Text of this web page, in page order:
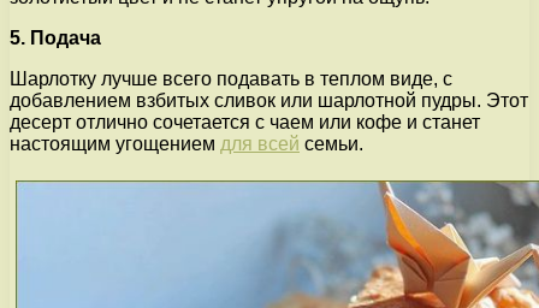
5. Подача
Шарлотку лучше всего подавать в теплом виде, с
добавлением взбитых сливок или шарлотной пудры. Этот
десерт отлично сочетается с чаем или кофе и станет
настоящим угощением для всей семьи.